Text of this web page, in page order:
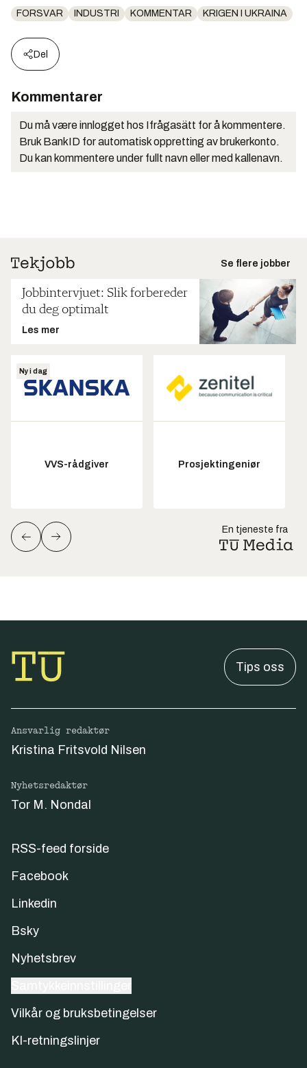
FORSVAR INDUSTRI KOMMENTAR KRIGEN I UKRAINA
Del
Kommentarer
Du må være innlogget hos Ifrågasätt for å kommentere.
Bruk BankID for automatisk oppretting av brukerkonto.
Du kan kommentere under fullt navn eller med kallenavn.
Se flere jobber
Jobbintervjuet: Slik forbereder
du deg optimalt
Les mer
Ny i dag
VVS-rådgiver Prosjektingeniør
En tjeneste fra
Tips oss
Ansvarlig redaktør
Kristina Fritsvold Nilsen
Nyhetsredaktør
Tor M. Nondal
RSS-feed forside
Facebook
Linkedin
Bsky
Nyhetsbrev
Vilkår og bruksbetingelser
KI-retningslinjer